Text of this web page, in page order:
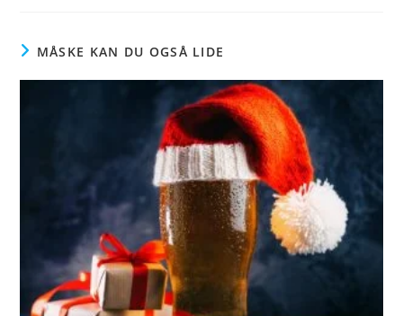
MÅSKE KAN DU OGSÅ LIDE